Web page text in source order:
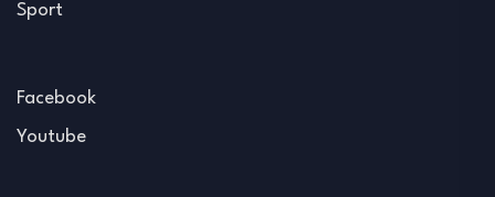
Sport
Facebook
Youtube